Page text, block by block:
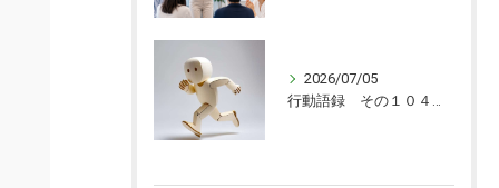
2026/07/05
行動語録 その１０４０ 行動あるのみ！